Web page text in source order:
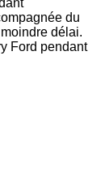
du
délai.
Ford pendant